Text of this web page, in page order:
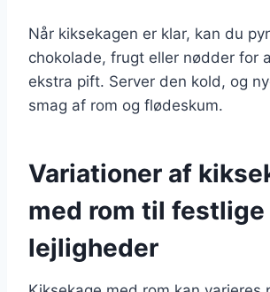
Når kiksekagen er klar, kan du
chokolade, frugt eller nødder for
ekstra pift. Server den kold, og
smag af rom og flødeskum.
Variationer af
med rom til festlige
lejligheder